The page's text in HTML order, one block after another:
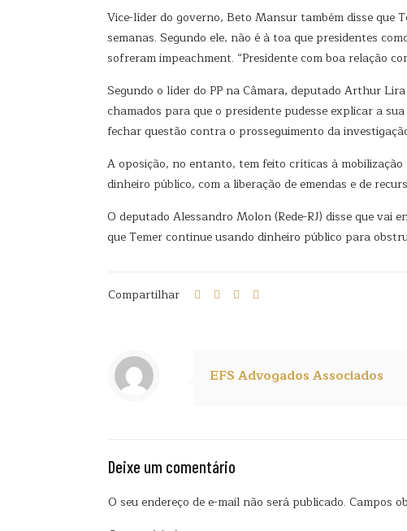
Vice-líder do governo, Beto Mansur também disse que
semanas. Segundo ele, não é à toa que presidentes
sofreram impeachment. “Presidente com boa relação
Segundo o líder do PP na Câmara, deputado Arthur
chamados para que o presidente pudesse explicar a
fechar questão contra o prosseguimento da
A oposição, no entanto, tem feito críticas à
dinheiro público, com a liberação de emendas e de
O deputado Alessandro Molon (Rede-RJ) disse que vai
que Temer continue usando dinheiro público para
Compartilhar
EFS Advogados Associados
Deixe um comentário
O seu endereço de e-mail não será publicado. Campos